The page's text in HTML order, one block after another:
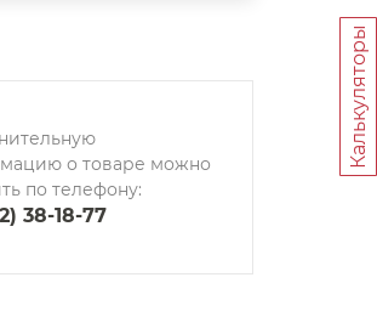
о товаре можно
по телефону:
38-18-77
Калькуляторы